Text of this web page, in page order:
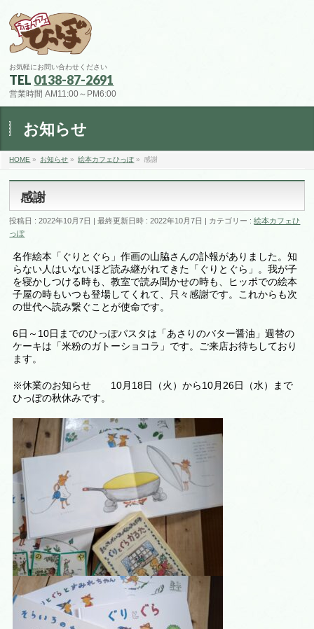
お気軽にお問い合わせください
TEL 0138-87-2691
営業時間 AM11:00～PM6:00
お知らせ
HOME » お知らせ » 絵本カフェひっぽ» 感謝
感謝
投稿日 : 2022年10月7日 最終更新日時 : 2022年10月7日 カテゴリー :絵本カフェひ
っぽ
名作絵本「ぐりとぐら」作画の山脇さんの訃報がありました。知
らない人はいないほど読み継がれてきた「ぐりとぐら」。我が子
を寝かしつける時も、教室で読み聞かせの時も、ヒッポでの絵本
子屋の時もいつも登場してくれて、只々感謝です。これからも次
の世代へ読み繋ぐことが使命です。
6日～10日までのひっぽパスタは「あさりのバター醤油」週替の
ケーキは「米粉のガトーショコラ」です。ご来店お待ちしており
ます。
※休業のお知らせ 10月18日（火）から10月26日（水）まで
ひっぽの秋休みです。